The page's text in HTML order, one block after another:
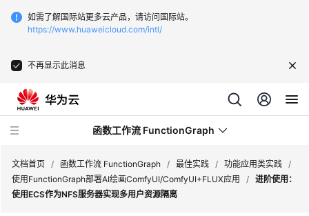
如需了解国际站更多云产品，请访问国际站。
https://www.huaweicloud.com/intl/
不再显示此消息
函数工作流 FunctionGraph
文档首页 / 函数工作流 FunctionGraph / 最佳实践 / 功能应用类实践 /
使用FunctionGraph部署AI绘画ComfyUI/ComfyUI+FLUX应用
/ 进阶使用：
使用ECS作为NFS服务器实现多用户资源隔离